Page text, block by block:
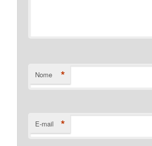
Nome *
E-mail *